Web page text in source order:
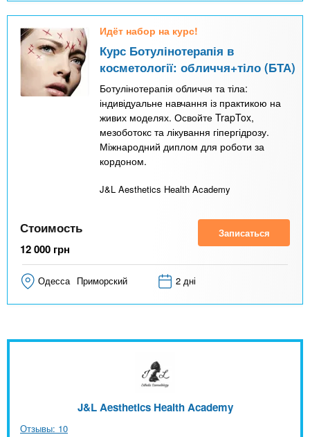
Идёт набор на курс!
Курс Ботулінотерапія в
косметології: обличчя+тіло (БТА)
Ботулінотерапія обличчя та тіла:
індивідуальне навчання із практикою на
живих моделях. Освойте TrapTox,
мезоботокс та лікування гіпергідрозу.
Міжнародний диплом для роботи за
кордоном.
J&L Aesthetics Health Academy
Стоимость
12 000 грн
Записаться
Одесса Приморский 2 дні
J&L Aesthetics Health Academy
Отзывы: 10